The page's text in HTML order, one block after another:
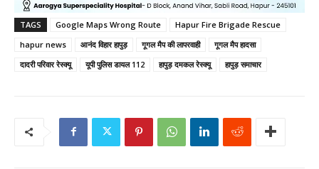
TAGS Google Maps Wrong Route
Hapur Fire Brigade Rescue
hapur news
आनंद विहार हापुड़ गूगल मैप की लापरवाही
गूगल मैप हादसा
दादरी परिवार रेस्क्यू
यूपी पुलिस डायल 112 हापुड़ दमकल रेस्क्यू हापुड़ समाचार